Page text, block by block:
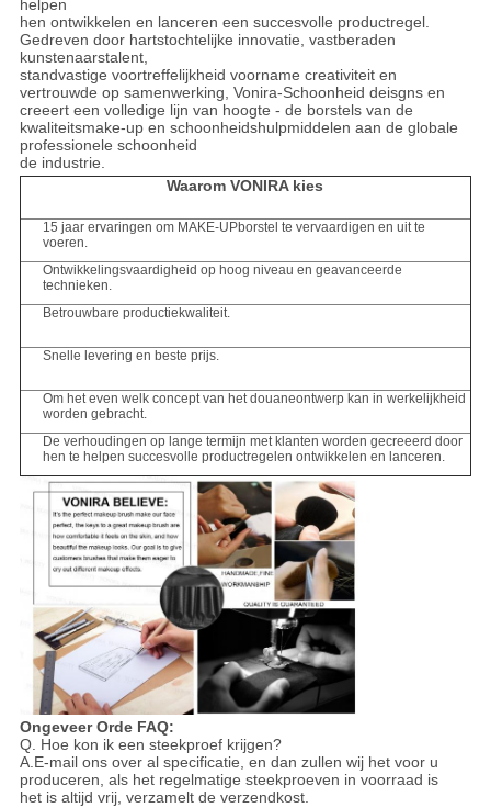
helpen
hen ontwikkelen en lanceren een succesvolle productregel.
Gedreven door hartstochtelijke innovatie, vastberaden
kunstenaarstalent,
standvastige voortreffelijkheid voorname creativiteit en
vertrouwde op samenwerking, Vonira-Schoonheid deisgns en
creeert een volledige lijn van hoogte - de borstels van de
kwaliteitsmake-up en schoonheidshulpmiddelen aan de globale
professionele schoonheid
de industrie.
Waarom VONIRA kies
15 jaar ervaringen om MAKE-UPborstel te vervaardigen en uit te
voeren.
Ontwikkelingsvaardigheid op hoog niveau en geavanceerde
technieken.
Betrouwbare productiekwaliteit.
Snelle levering en beste prijs.
Om het even welk concept van het douaneontwerp kan in werkelijkheid
worden gebracht.
De verhoudingen op lange termijn met klanten worden gecreeerd door
hen te helpen succesvolle productregelen ontwikkelen en lanceren.
Ongeveer Orde FAQ:
Q. Hoe kon ik een steekproef krijgen?
A.E-mail ons over al specificatie, en dan zullen wij het voor u
produceren, als het regelmatige steekproeven in voorraad is
het is altijd vrij, verzamelt de verzendkost.